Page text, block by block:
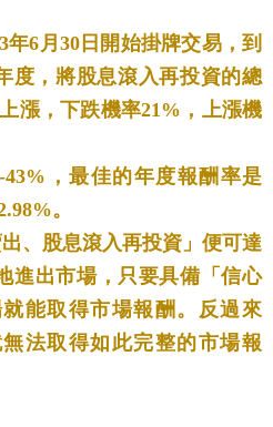
年6月30日開始掛牌交易，到
度，將股息滾入再投資的總
漲，下跌機率21%，上漲機
，最佳的年度報酬率是
。
、股息滾入再投資」便可達
進出市場，只要具備「信心
能取得市場報酬。反過來
法取得如此完整的市場報